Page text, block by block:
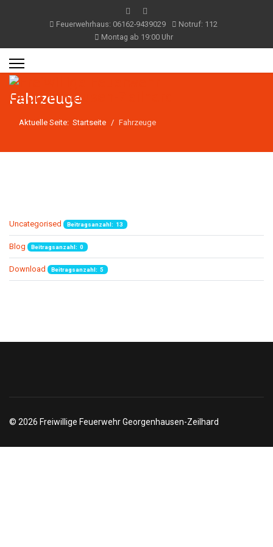
Feuerwehrhaus: 06162-9439029
Notruf: 112
Montag ab 19:00 Uhr
Fahrzeuge
Aktuelle Seite: Startseite Fahrzeuge
Uncategorised Beitragsanzahl: 13
Blog Beitragsanzahl: 0
Download Beitragsanzahl: 5
© 2026 Freiwillige Feuerwehr Georgenhausen-Zeilhard